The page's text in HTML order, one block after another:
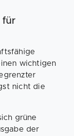
für
wichtigen
nicht die
grüne
der